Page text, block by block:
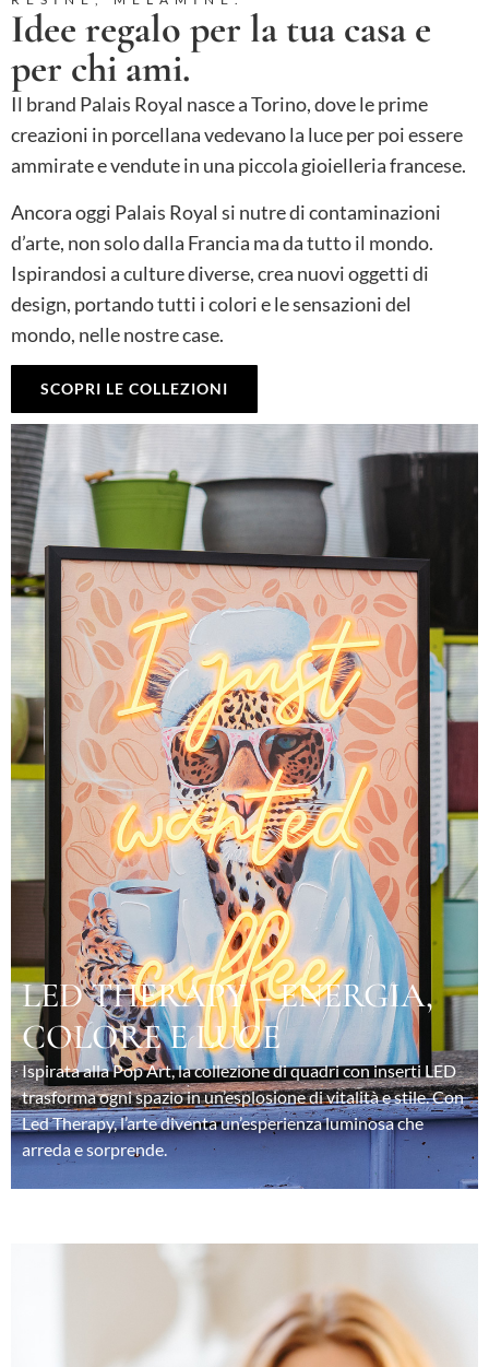
Idee regalo per la tua casa e
per chi ami.
Il brand Palais Royal nasce a Torino, dove le prime
creazioni in porcellana vedevano la luce per poi essere
ammirate e vendute in una piccola gioielleria francese.
Ancora oggi Palais Royal si nutre di contaminazioni
d’arte, non solo dalla Francia ma da tutto il mondo.
Ispirandosi a culture diverse, crea nuovi oggetti di
design, portando tutti i colori e le sensazioni del
mondo, nelle nostre case.
SCOPRI LE COLLEZIONI
LED THERAPY – ENERGIA,
COLORE E LUCE
Ispirata alla Pop Art, la collezione di quadri con inserti LED
trasforma ogni spazio in un’esplosione di vitalità e stile. Con
Led Therapy, l’arte diventa un’esperienza luminosa che
arreda e sorprende.